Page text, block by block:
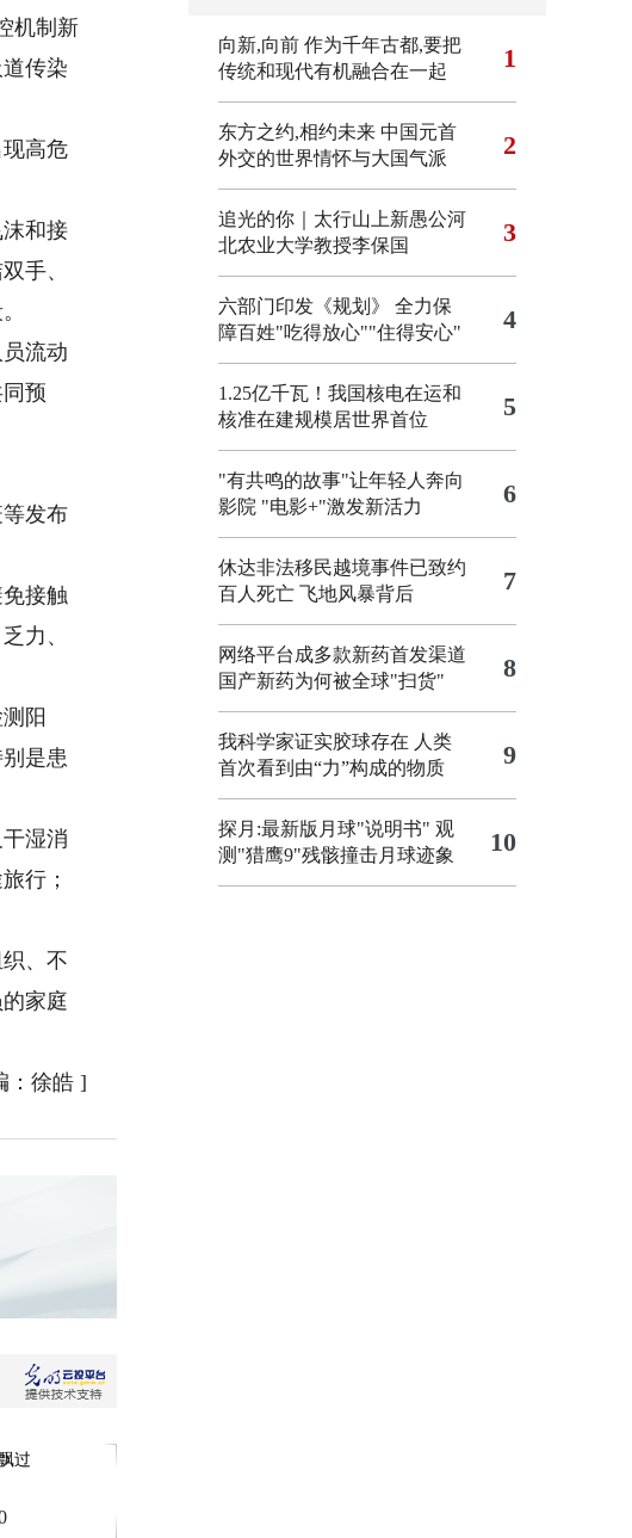
机制新
传染
高危
和接
手、
流动
预
发布
接触
力、
阳
是患
湿消
行；
、不
家庭
：徐皓]
过
向新,向前 作为千年古都,要把
传统和现代有机融合在一起
1
东方之约,相约未来 中国元首
外交的世界情怀与大国气派
2
追光的你｜太行山上新愚公河
北农业大学教授李保国
3
六部门印发《规划》 全力保
障百姓"吃得放心""住得安心"
4
1.25亿千瓦！我国核电在运和
核准在建规模居世界首位
5
"有共鸣的故事"让年轻人奔向
影院 "电影+"激发新活力 6
休达非法移民越境事件已致约
百人死亡 飞地风暴背后 7
网络平台成多款新药首发渠道
国产新药为何被全球"扫货"
8
我科学家证实胶球存在 人类
首次看到由“力”构成的物质
9
探月:最新版月球"说明书" 观
测"猎鹰9"残骸撞击月球迹象
10